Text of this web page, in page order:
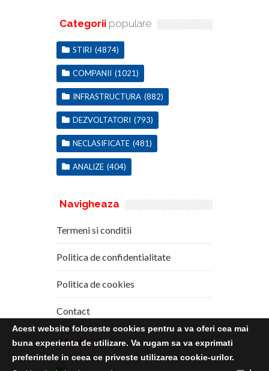
Categorii populare
STIRI (4874)
COMPANII (1021)
INFRASTRUCTURA (882)
DEZVOLTATORI (793)
NECLASIFICATE (481)
ANALIZE (404)
Navigheaza
Termeni si conditii
Politica de confidentialitate
Politica de cookies
Contact
Media Kit
Acest website foloseste cookies pentru a va oferi cea mai
buna experienta de utilizare. Va rugam sa va exprimati
preferintele in ceea ce priveste utilizarea cookie-urilor.